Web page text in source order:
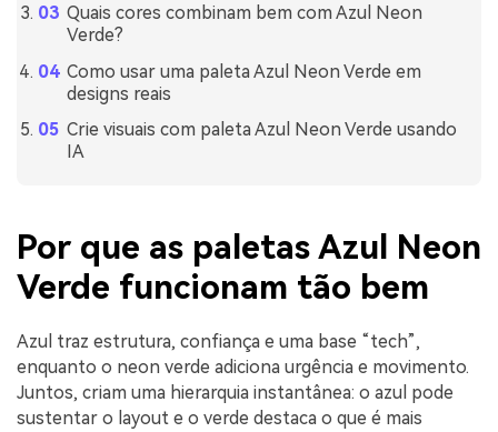
Quais cores combinam bem com Azul Neon
Verde?
Como usar uma paleta Azul Neon Verde em
designs reais
Crie visuais com paleta Azul Neon Verde usando
IA
Por que as paletas Azul Neon
Verde funcionam tão bem
Azul traz estrutura, confiança e uma base “tech”,
enquanto o neon verde adiciona urgência e movimento.
Juntos, criam uma hierarquia instantânea: o azul pode
sustentar o layout e o verde destaca o que é mais